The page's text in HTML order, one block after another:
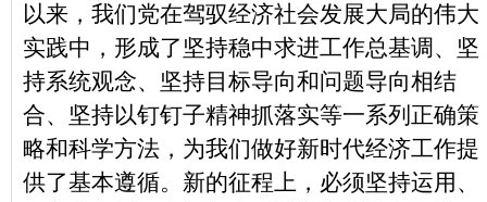
以来，我们党在驾驭经济社会发展大局的伟大
实践中，形成了坚持稳中求进工作总基调、坚
持系统观念、坚持目标导向和问题导向相结
合、坚持以钉钉子精神抓落实等一系列正确策
略和科学方法，为我们做好新时代经济工作提
供了基本遵循。新的征程上，必须坚持运用、